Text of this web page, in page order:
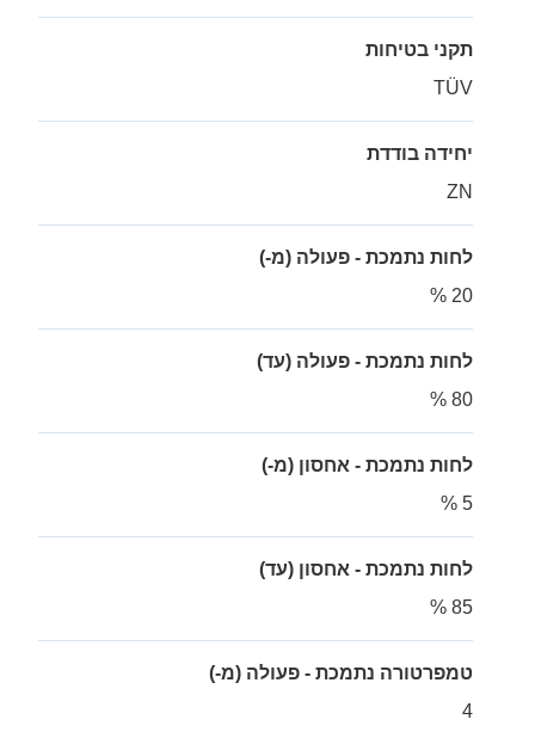
תקני בטיחות
TÜV
יחידה בודדת
ZN
לחות נתמכת - פעולה (מ-)
20 %
לחות נתמכת - פעולה (עד)
80 %
לחות נתמכת - אחסון (מ-)
5 %
לחות נתמכת - אחסון (עד)
85 %
טמפרטורה נתמכת - פעולה (מ-)
4